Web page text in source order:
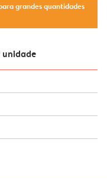
grandes quantidades
unidade